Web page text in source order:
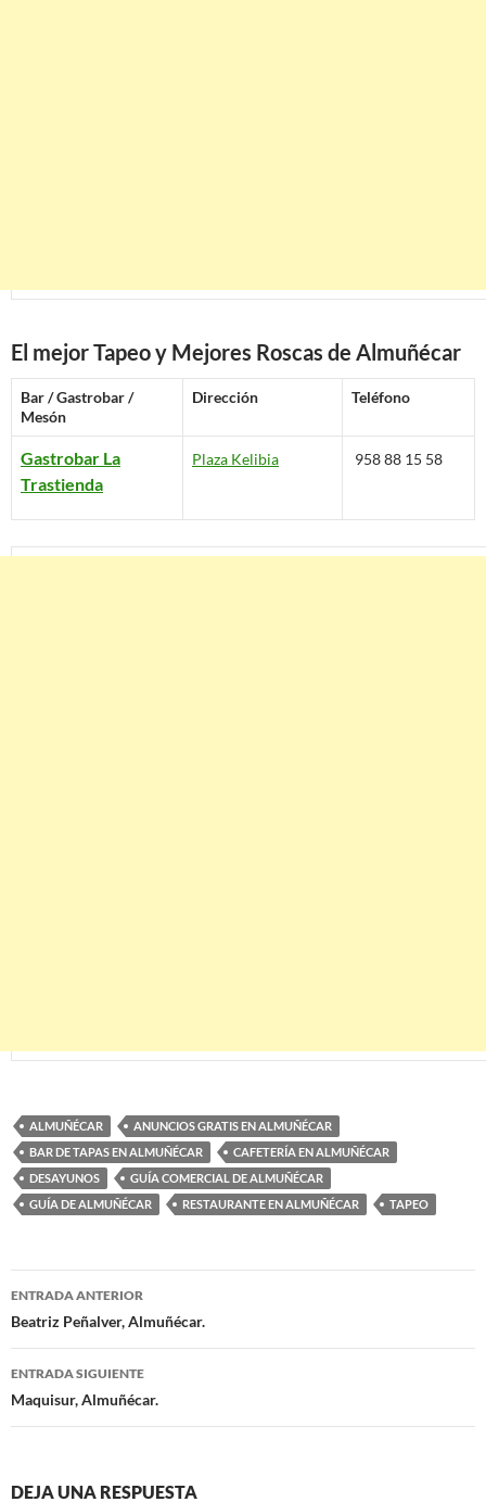
El mejor Tapeo y Mejores Roscas de Almuñécar
Bar / Gastrobar /
Mesón
Dirección Teléfono
Gastrobar La
Trastienda
Plaza Kelibia 958 88 15 58
ALMUÑÉCAR
ANUNCIOS GRATIS EN ALMUÑÉCAR
BAR DE TAPAS EN ALMUÑÉCAR
CAFETERÍA EN ALMUÑÉCAR
DESAYUNOS
GUÍA COMERCIAL DE ALMUÑÉCAR
GUÍA DE ALMUÑÉCAR
RESTAURANTE EN ALMUÑÉCAR TAPEO
Navegación
de
entradas
ENTRADA ANTERIOR
Beatriz Peñalver, Almuñécar.
ENTRADA SIGUIENTE
Maquisur, Almuñécar.
DEJA UNA RESPUESTA